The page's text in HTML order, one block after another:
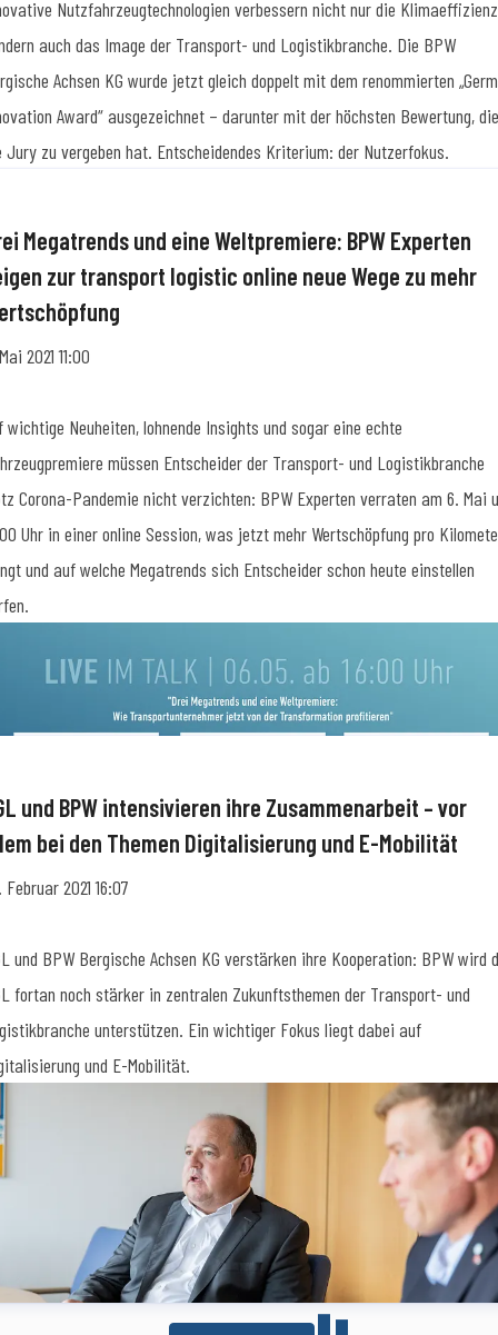
Nutzfahrzeugtechnologien verbessern nicht nur die
auch das Image der Transport- und Logistikbranche. Die BPW
Achsen KG wurde jetzt gleich doppelt mit dem renommierten
Award“ ausgezeichnet – darunter mit der höchsten Bewertung, die
Jury zu vergeben hat. Entscheidendes Kriterium: der Nutzerfokus.
Megatrends und eine Weltpremiere: BPW Experten
zur transport logistic online neue Wege zu mehr
2021 11:00
wichtige Neuheiten, lohnende Insights und sogar eine echte
müssen Entscheider der Transport- und Logistikbranche
Corona-Pandemie nicht verzichten: BPW Experten verraten am 6. Mai
Uhr in einer online Session, was jetzt mehr Wertschöpfung pro
und auf welche Megatrends sich Entscheider schon heute einstellen
und BPW intensivieren ihre Zusammenarbeit – vor
bei den Themen Digitalisierung und E-Mobilität
Februar 2021 16:07
und BPW Bergische Achsen KG verstärken ihre Kooperation: BPW wird
fortan noch stärker in zentralen Zukunftsthemen der Transport- und
unterstützen. Ein wichtiger Fokus liegt dabei auf
und E-Mobilität.